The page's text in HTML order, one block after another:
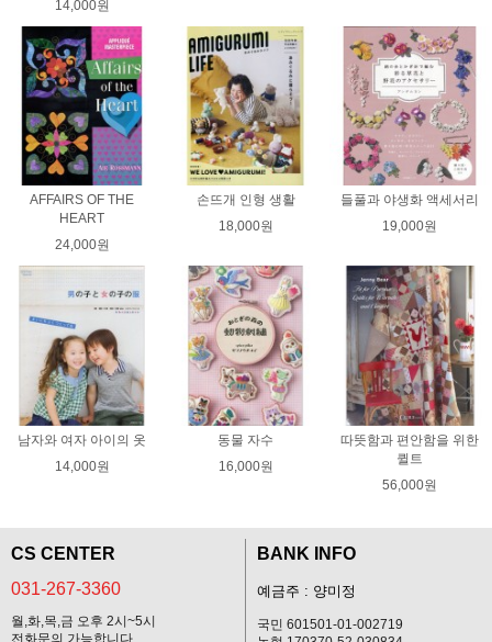
14,000원
AFFAIRS OF THE
HEART
24,000원
손뜨개 인형 생활
18,000원
들풀과 야생화 액세서리
19,000원
남자와 여자 아이의 옷
14,000원
동물 자수
16,000원
따뜻함과 편안함을 위한
퀼트
56,000원
CS CENTER
031-267-3360
월,화,목,금 오후 2시~5시
전화문의 가능합니다
BANK INFO
예금주 : 양미정
국민 601501-01-002719